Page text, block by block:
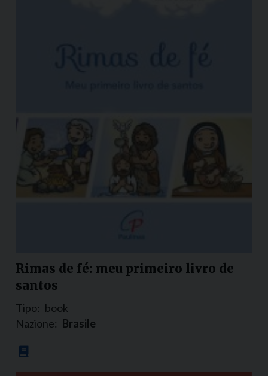
Rimas de fé: meu primeiro livro de
santos
Tipo: book
Nazione: Brasile